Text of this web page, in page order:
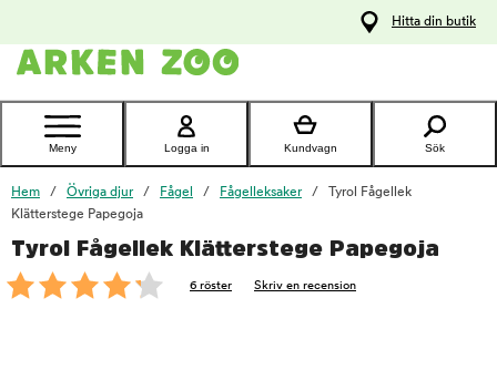
Kontakta
Hitta din butik
Meny Logga in Kundvagn Sök
Hem Övriga djur Fågel Fågelleksaker
Tyrol Fågellek
Klätterstege Papegoja
Tyrol Fågellek Klätterstege Papegoja
6 röster Skriv en recension
foo